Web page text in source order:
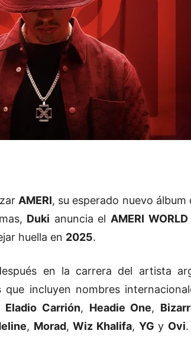
AMERI, su esperado nuevo álbum
Duki anuncia el AMERI WORLD
huella en 2025.
en la carrera del artista
que incluyen nombres
Eladio Carrión, Headie One,
, Morad,Wiz Khalifa, YG y Ovi.